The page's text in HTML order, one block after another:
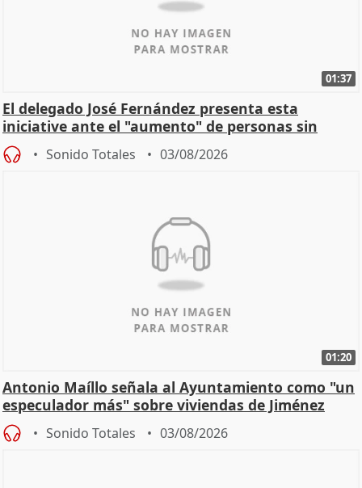
01:37
El delegado José Fernández presenta esta
iniciative ante el "aumento" de personas sin
hogar en Madri
Sonido Totales 03/08/2026
01:20
Antonio Maíllo señala al Ayuntamiento como "un
especulador más" sobre viviendas de Jiménez
Becerril
Sonido Totales 03/08/2026